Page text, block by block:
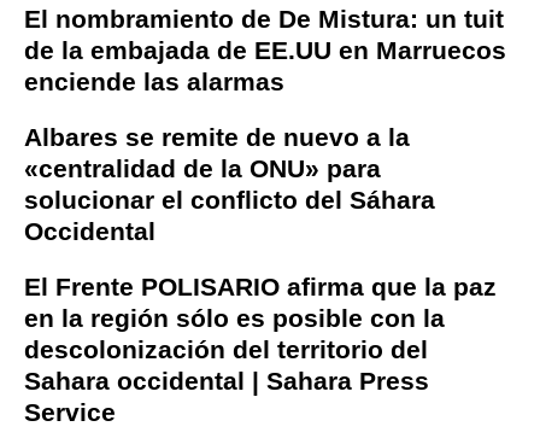
El nombramiento de De Mistura: un tuit
de la embajada de EE.UU en Marruecos
enciende las alarmas
Albares se remite de nuevo a la
«centralidad de la ONU» para
solucionar el conflicto del Sáhara
Occidental
El Frente POLISARIO afirma que la paz
en la región sólo es posible con la
descolonización del territorio del
Sahara occidental | Sahara Press
Service